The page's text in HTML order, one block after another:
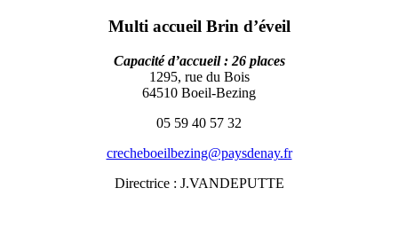
Multi accueil Brin d’éveil
Capacité d’accueil : 26 places
1295, rue du Bois
64510 Boeil-Bezing
05 59 40 57 32
crecheboeilbezing@paysdenay.fr
Directrice : J.VANDEPUTTE